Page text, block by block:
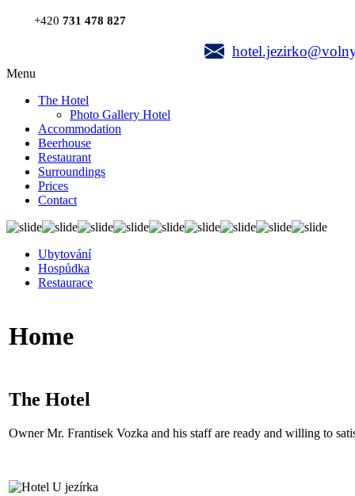
+420 731 478 827
Menu
The Hotel
Photo Gallery Hotel
Accommodation
Beerhouse
Restaurant
Surroundings
Prices
Contact
Ubytování
Hospůdka
Restaurace
Home
The Hotel
Owner Mr. Frantisek Vozka and his staff are ready and willing to